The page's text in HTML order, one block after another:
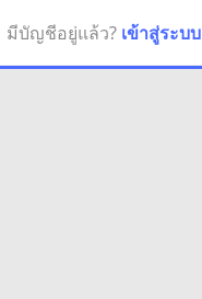
มีบัญชีอยู่แล้ว? เข้าสู่ระบบ